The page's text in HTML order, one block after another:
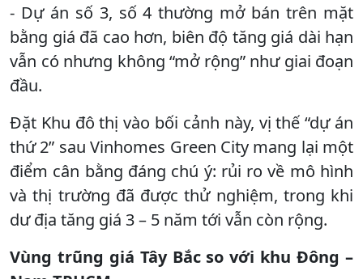
- Dự án số 3, số 4 thường mở bán trên mặt
bằng giá đã cao hơn, biên độ tăng giá dài hạn
vẫn có nhưng không “mở rộng” như giai đoạn
đầu.
Đặt Khu đô thị vào bối cảnh này, vị thế “dự án
thứ 2” sau Vinhomes Green City mang lại một
điểm cân bằng đáng chú ý: rủi ro về mô hình
và thị trường đã được thử nghiệm, trong khi
dư địa tăng giá 3 – 5 năm tới vẫn còn rộng.
Vùng trũng giá Tây Bắc so với khu Đông –